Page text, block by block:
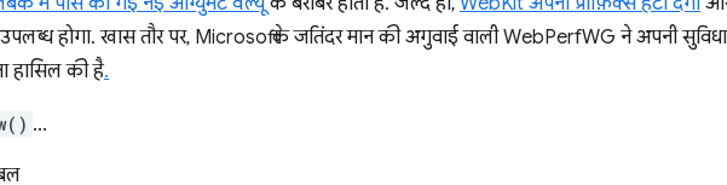
होगा. खास तौर पर, Microsoft के जतिंदर मान की अगुवाई वाली WebPerfWG ने अपनी
की है.
...